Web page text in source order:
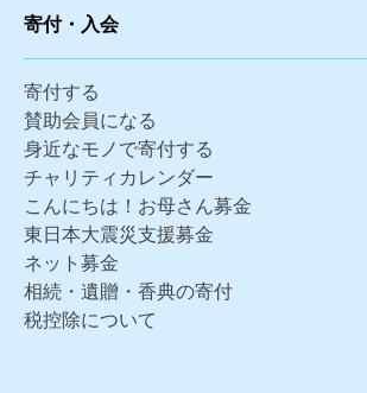
寄付・入会
寄付する
賛助会員になる
身近なモノで寄付する
チャリティカレンダー
こんにちは！お母さん募金
東日本大震災支援募金
ネット募金
相続・遺贈・香典の寄付
税控除について